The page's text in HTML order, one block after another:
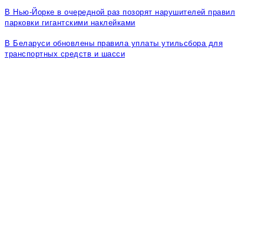
В Нью-Йорке в очередной раз позорят нарушителей правил
парковки гигантскими наклейками
В Беларуси обновлены правила уплаты утильсбора для
транспортных средств и шасси